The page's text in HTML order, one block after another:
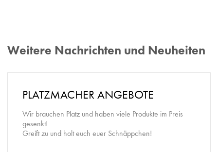
Weitere Nachrichten und Neuheiten
PLATZMACHER ANGEBOTE
Wir brauchen Platz und haben viele Produkte im Preis
gesenkt!
Greift zu und holt euch euer Schnäppchen!